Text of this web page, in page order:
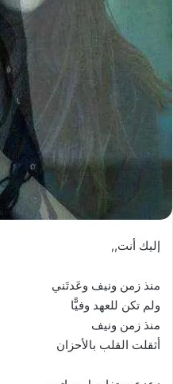
إليك أنت,,
منذ زمن ونيف وعَدتَني
ولم تكن للعهد وفيًّا
منذ زمن ونيف
أثقلت القلب بالأحزان